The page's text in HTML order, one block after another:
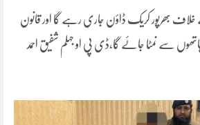
خلاف بھرپور کریک ڈاؤن جاری رہے گا اور قانون
سے نمٹا جائے گا،ڈی پی او جہلم شفیق احمد